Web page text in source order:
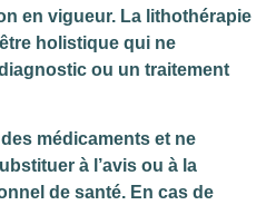
en vigueur. La lithothérapie
holistique qui ne
ou un traitement
médicaments et ne
à l’avis ou à la
de santé. En cas de